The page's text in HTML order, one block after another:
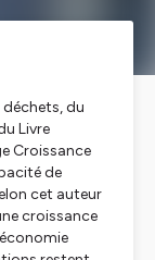
déchets, du
Livre
Croissance
de
cet auteur
croissance